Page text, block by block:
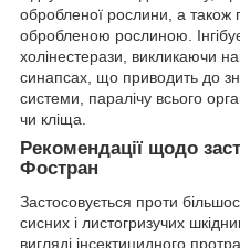
обробленої рослини, а також
обробленою рослиною.
холінестерази, викликаючи
синапсах, що приводить до
системи, паралічу всього
чи кліща.
Рекомендації щодо
Фостран
Застосовується проти
сисних і листогризучих
вигляді інсектицидного